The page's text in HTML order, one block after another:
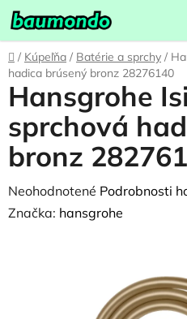
Prejsť
na
obsah
Domov
/ Kúpeľňa / Batérie a sprchy /
hadica brúsený bronz 28276140
Hansgrohe
sprchová
bronz
Priemerné
hodnotenie
Neohodnotené Podrobnosti
Značka: hansgrohe